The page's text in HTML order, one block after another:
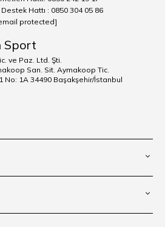
Hattı : 0850 304 05 86
protected]
Sport
ve Paz. Ltd. Şti.
San. Sit. Aymakoop Tic.
No: 1A 34490 Başakşehir/İstanbul